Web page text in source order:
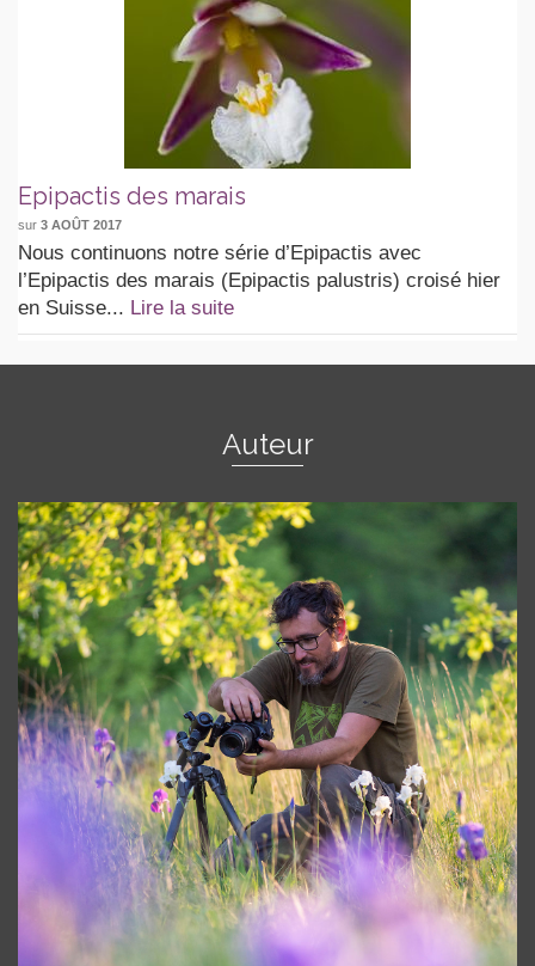
Epipactis des marais
sur 3 AOÛT 2017
Nous continuons notre série d’Epipactis avec
l’Epipactis des marais (Epipactis palustris) croisé hier
en Suisse... Lire la suite
Auteur